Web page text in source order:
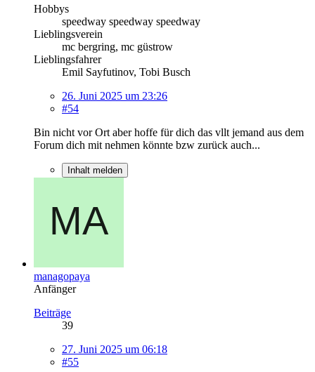
Hobbys
speedway speedway speedway
Lieblingsverein
mc bergring, mc güstrow
Lieblingsfahrer
Emil Sayfutinov, Tobi Busch
26. Juni 2025 um 23:26
#54
Bin nicht vor Ort aber hoffe für dich das vllt jemand aus dem
Forum dich mit nehmen könnte bzw zurück auch...
Inhalt melden
managopaya
Anfänger
Beiträge
39
27. Juni 2025 um 06:18
#55